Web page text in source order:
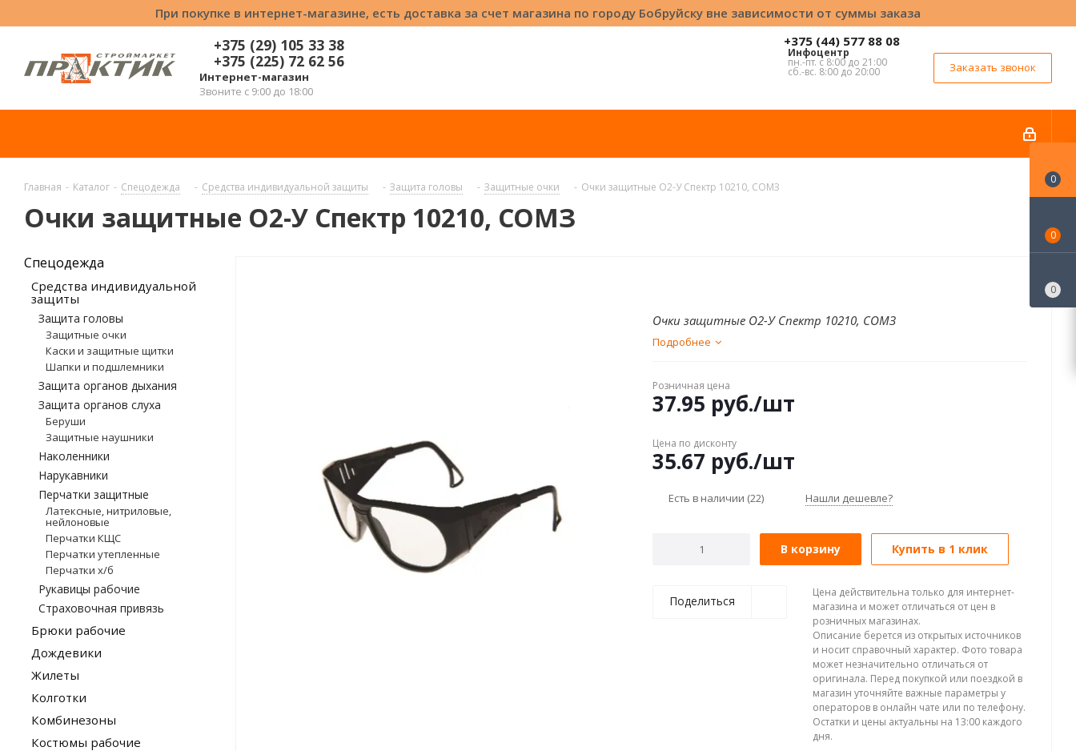
При покупке в интернет-магазине, есть доставка за счет магазина по городу Бобруйску вне зависимости от суммы заказа
+375 (29) 105 33 38
+375 (225) 72 62 56
Интернет-магазин
Звоните с 9:00 до 18:00
+375 (44) 577 88 08
Инфоцентр
пн.-пт. с 8:00 до 21:00
сб.-вс. 8:00 до 20:00 Заказать звонок
Главная - Каталог - Спецодежда - Средства индивидуальной защиты - Защита головы - Защитные очки - Очки защитные О2-У Спектр 10210, СОМЗ
Очки защитные О2-У Спектр 10210, СОМЗ
Очки защитные О2-У Спектр 10210, СОМЗ
Подробнее
Розничная цена
37.95 руб./шт
Цена по дисконту
35.67 руб./шт
Есть в наличии (22) Нашли дешевле?
В корзину Купить в 1 клик
Поделиться
Цена действительна только для интернет-
магазина и может отличаться от цен в
розничных магазинах.
Описание берется из открытых источников
и носит справочный характер. Фото товара
может незначительно отличаться от
оригинала. Перед покупкой или поездкой в
магазин уточняйте важные параметры у
операторов в онлайн чате или по телефону.
Остатки и цены актуальны на 13:00 каждого
дня.
Спецодежда
Средства индивидуальной
защиты
Защита головы
Защитные очки
Каски и защитные щитки
Шапки и подшлемники
Защита органов дыхания
Защита органов слуха
Беруши
Защитные наушники
Наколенники
Нарукавники
Перчатки защитные
Латексные, нитриловые,
нейлоновые
Перчатки КЩС
Перчатки утепленные
Перчатки х/б
Рукавицы рабочие
Страховочная привязь
Брюки рабочие
Дождевики
Жилеты
Колготки
Комбинезоны
Костюмы рабочие
0
0
0